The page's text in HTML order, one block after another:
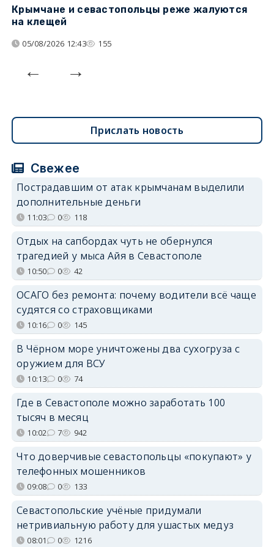
Крымчане и севастопольцы реже жалуются
на клещей
05/08/2026 12:43 155
Прислать новость
Свежее
Пострадавшим от атак крымчанам выделили
дополнительные деньги
11:03 0 118
Отдых на сапбордах чуть не обернулся
трагедией у мыса Айя в Севастополе
10:50 0 42
ОСАГО без ремонта: почему водители всё чаще
судятся со страховщиками
10:16 0 145
В Чёрном море уничтожены два сухогруза с
оружием для ВСУ
10:13 0 74
Где в Севастополе можно заработать 100
тысяч в месяц
10:02 7 942
Что доверчивые севастопольцы «покупают» у
телефонных мошенников
09:08 0 133
Севастопольские учёные придумали
нетривиальную работу для ушастых медуз
08:01 0 1216